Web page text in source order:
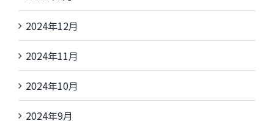
2024年12月
2024年11月
2024年10月
2024年9月